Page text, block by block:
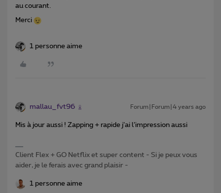
au courant.
Merci
1 personne aime
mallau_fvt96 Forum|Forum|4 years ago
Mis à jour aussi ! Zapping + rapide j’ai l’impression aussi
Client Flex + GO Netflix et super content - Si je peux vous
aider, je le ferais avec grand plaisir -
1 personne aime